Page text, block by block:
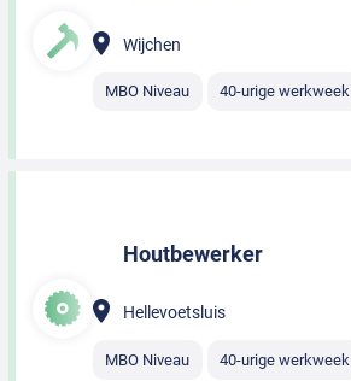
Wijchen
MBO Niveau 40-urige werkweek
Houtbewerker
Hellevoetsluis
MBO Niveau 40-urige werkweek